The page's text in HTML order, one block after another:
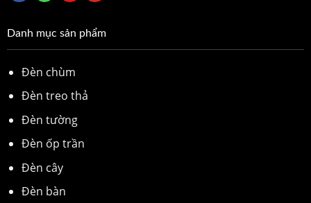
Danh mục sản phẩm
Đèn chùm
Đèn treo thả
Đèn tường
Đèn ốp trần
Đèn cây
Đèn bàn